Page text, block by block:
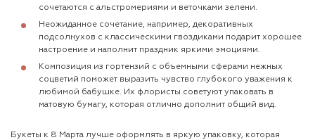
сочетаются с альстромериями и веточками зелени.
Неожиданное сочетание, например, декоративных
подсолнухов с классическими гвоздиками подарит хорошее
настроение и наполнит праздник яркими эмоциями.
Композиция из гортензий с объемными сферами нежных
соцветий поможет выразить чувство глубокого уважения к
любимой бабушке. Их флористы советуют упаковать в
матовую бумагу, которая отлично дополнит общий вид.
Букеты к 8 Марта лучше оформлять в яркую упаковку, которая